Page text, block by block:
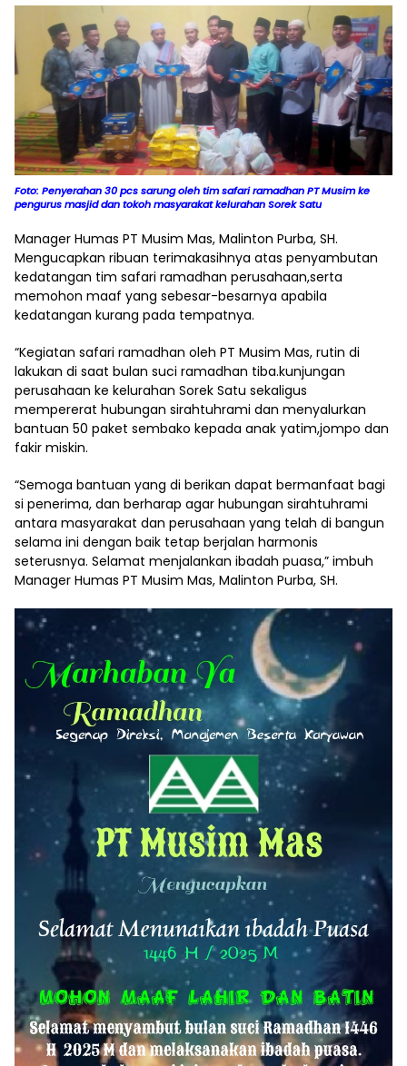
Foto: Penyerahan 30 pcs sarung oleh tim safari ramadhan PT Musim ke
pengurus masjid dan tokoh masyarakat kelurahan Sorek Satu
Manager Humas PT Musim Mas, Malinton Purba, SH.
Mengucapkan ribuan terimakasihnya atas penyambutan
kedatangan tim safari ramadhan perusahaan,serta
memohon maaf yang sebesar-besarnya apabila
kedatangan kurang pada tempatnya.
“Kegiatan safari ramadhan oleh PT Musim Mas, rutin di
lakukan di saat bulan suci ramadhan tiba.kunjungan
perusahaan ke kelurahan Sorek Satu sekaligus
mempererat hubungan sirahtuhrami dan menyalurkan
bantuan 50 paket sembako kepada anak yatim,jompo dan
fakir miskin.
“Semoga bantuan yang di berikan dapat bermanfaat bagi
si penerima, dan berharap agar hubungan sirahtuhrami
antara masyarakat dan perusahaan yang telah di bangun
selama ini dengan baik tetap berjalan harmonis
seterusnya. Selamat menjalankan ibadah puasa,” imbuh
Manager Humas PT Musim Mas, Malinton Purba, SH.